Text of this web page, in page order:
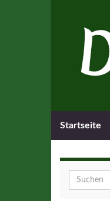
Startseite
Search for: